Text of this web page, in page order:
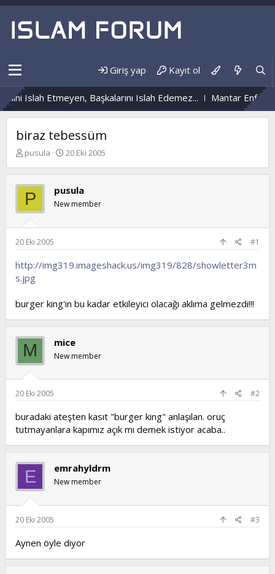
Giriş yap Kayıt ol
Islah Etmeyen, Başkalarını Islah Edemez... Mantar
biraz tebessüm
K
b
u
y
u
b
a
l
a
t
n
pusula
B
a
n
ı
a
i
20 Eki 2005
P pusula
New member
20 Eki 2005 #1
http://img319.imageshack.us/img319/828/showletter3m
s.jpg
burger king'in bu kadar etkileyici olacağı aklıma gelmezdi!!!
M mice
New member
20 Eki 2005 #2
buradaki ateşten kasıt "burger king" anlaşılan. oruç
tutmayanlara kapımız açık mı demek istiyor acaba..
E emrahyldrm
New member
20 Eki 2005 #3
Aynen öyle diyor